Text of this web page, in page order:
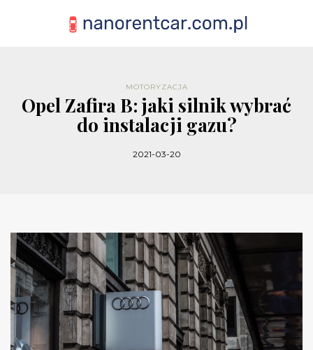
MOTORYZACJA
Opel Zafira B: jaki silnik wybrać
do instalacji gazu?
2021-03-20